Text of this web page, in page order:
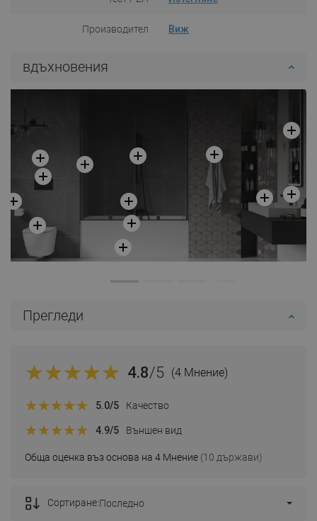
Производител Виж
вдъхновения
Прегледи
4.8/5 (4 Мнение)
Обща оценка въз основа на 4 Мнение (10 държави)
5.0/5 Качество
4.9/5 Външен вид
Сортиране:Последно